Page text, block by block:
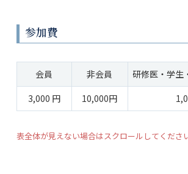
参加費
会員 非会員
研修医・学生
3,000 円
10,000円
表全体が見えない場合はスクロールしてくださ